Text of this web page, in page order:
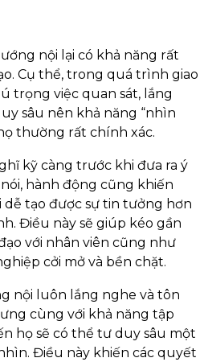
nội lại có khả năng rất
Cụ thể, trong quá trình giao
trọng việc quan sát, lắng
sâu nên khả năng “nhìn
thường rất chính xác.
kỹ càng trước khi đưa ra ý
hành động cũng khiến
tạo được sự tin tưởng hơn
Điều này sẽ giúp kéo gần
với nhân viên cũng như
cởi mở và bền chặt.
nội luôn lắng nghe và tôn
cùng với khả năng tập
họ sẽ có thể tư duy sâu một
Điều này khiến các quyết